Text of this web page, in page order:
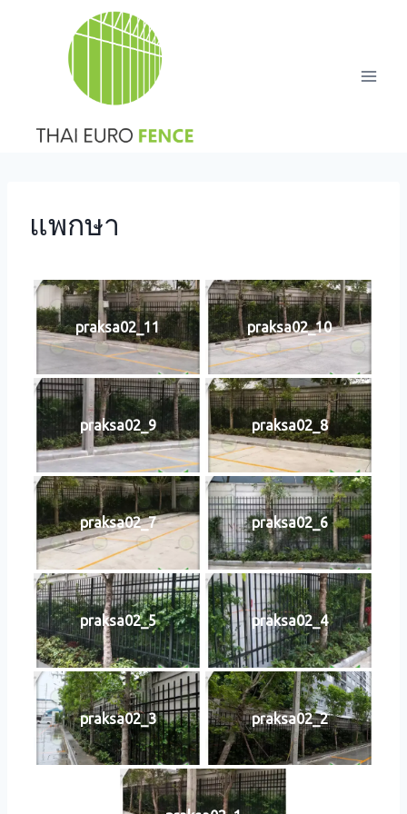
แพกษา
praksa02_11 praksa02_10
praksa02_9 praksa02_8
praksa02_7 praksa02_6
praksa02_5 praksa02_4
praksa02_3 praksa02_2